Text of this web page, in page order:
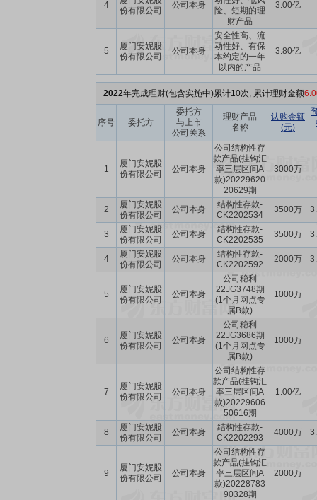
4
份有限公司
公司本身
险、短期的理
财产品
3.00亿
5
厦门安妮股
份有限公司
公司本身
安全性高、流
动性好、有保
本约定的一年
以内的产品
3.80亿
2022年完成理财(包含实施中)累计10次, 累计理财金额
序号 委托方
委托方
与上市
公司关系
理财产品
名称
认购金额
(元)
1
厦门安妮股
份有限公司
公司本身
公司结构性存
款产品(挂钩汇
率三层区间A
款)20229620
20629期
3000万
2
厦门安妮股
份有限公司
公司本身
结构性存款-
CK2202534
3500万
3
厦门安妮股
份有限公司
公司本身
结构性存款-
CK2202535
3500万
4
厦门安妮股
份有限公司
公司本身
结构性存款-
CK2202592
2000万
5
厦门安妮股
份有限公司
公司本身
公司稳利
22JG3748期
(1个月网点专
属B款)
1000万
6
厦门安妮股
份有限公司
公司本身
公司稳利
22JG3686期
(1个月网点专
属B款)
1000万
7
厦门安妮股
份有限公司
公司本身
公司结构性存
款产品(挂钩汇
率三层区间A
款)20229606
50616期
1.00亿
8
厦门安妮股
份有限公司
公司本身
结构性存款-
CK2202293
4000万
9
厦门安妮股
份有限公司
公司本身
公司结构性存
款产品(挂钩汇
率三层区间A
款)20228783
90328期
2000万